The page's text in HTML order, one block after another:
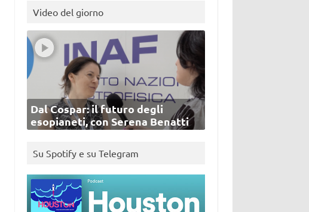
Video del giorno
Dal Cospar: il futuro degli
esopianeti, con Serena Benatti
Su Spotify e su Telegram